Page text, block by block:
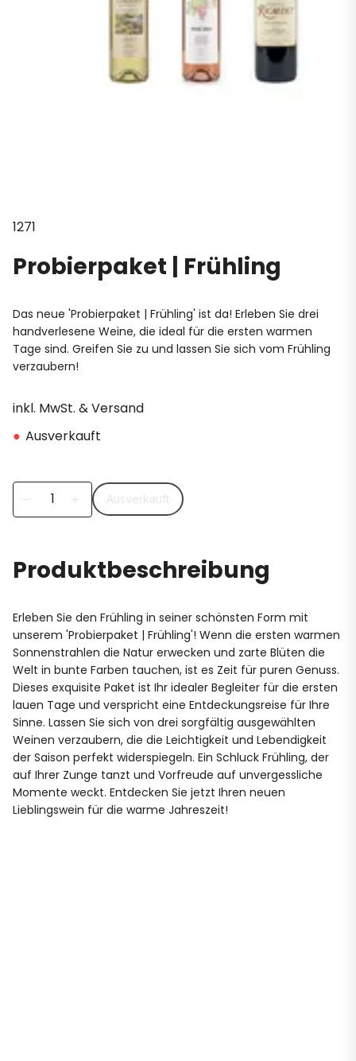
1271
Probierpaket | Frühling
Das neue 'Probierpaket | Frühling' ist da! Erleben Sie drei
handverlesene Weine, die ideal für die ersten warmen
Tage sind. Greifen Sie zu und lassen Sie sich vom Frühling
verzaubern!
inkl. MwSt. & Versand
● Ausverkauft
remove add Ausverkauft
Erleben Sie den Frühling in seiner schönsten Form mit
unserem 'Probierpaket | Frühling'! Wenn die ersten warmen
Sonnenstrahlen die Natur erwecken und zarte Blüten die
Welt in bunte Farben tauchen, ist es Zeit für puren Genuss.
Dieses exquisite Paket ist Ihr idealer Begleiter für die ersten
lauen Tage und verspricht eine Entdeckungsreise für Ihre
Sinne. Lassen Sie sich von drei sorgfältig ausgewählten
Weinen verzaubern, die die Leichtigkeit und Lebendigkeit
der Saison perfekt widerspiegeln. Ein Schluck Frühling, der
auf Ihrer Zunge tanzt und Vorfreude auf unvergessliche
Momente weckt. Entdecken Sie jetzt Ihren neuen
Lieblingswein für die warme Jahreszeit!
Produktbeschreibung